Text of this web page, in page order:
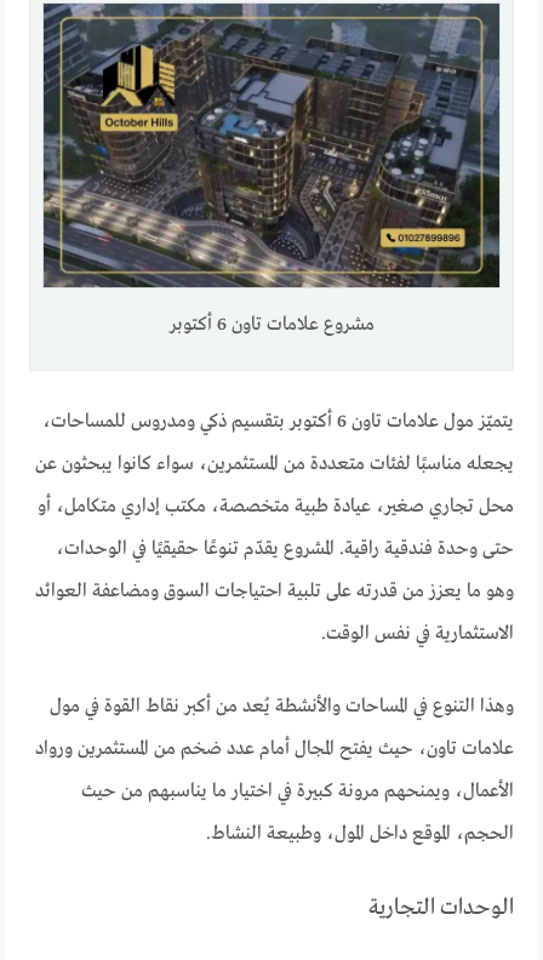
مشروع علامات تاون 6 أكتوبر
يتميّز مول علامات تاون 6 أكتوبر بتقسيم ذكي ومدروس للمساحات،
يجعله مناسبًا لفئات متعددة من المستثمرين، سواء كانوا يبحثون عن
محل تجاري صغير، عيادة طبية متخصصة، مكتب إداري متكامل، أو
حتى وحدة فندقية راقية. المشروع يقدّم تنوعًا حقيقيًا في الوحدات،
وهو ما يعزز من قدرته على تلبية احتياجات السوق ومضاعفة العوائد
الاستثمارية في نفس الوقت.
وهذا التنوع في المساحات والأنشطة يُعد من أكبر نقاط القوة في مول
علامات تاون، حيث يفتح المجال أمام عدد ضخم من المستثمرين ورواد
الأعمال، ويمنحهم مرونة كبيرة في اختيار ما يناسبهم من حيث
الحجم، الموقع داخل المول، وطبيعة النشاط.
الوحدات التجارية